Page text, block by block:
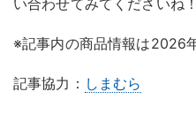
い合わせてみてくださいね！
※記事内の商品情報は2026
記事協力： しまむら